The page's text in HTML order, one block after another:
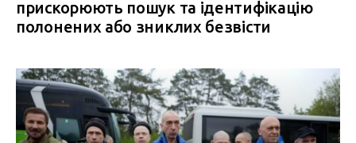
прискорюють пошук та ідентифікацію
полонених або зниклих безвісти